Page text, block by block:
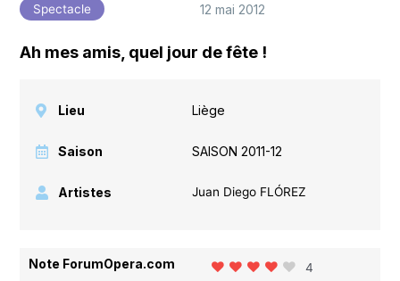
Spectacle 12 mai 2012
Ah mes amis, quel jour de fête !
Lieu Liège
Saison SAISON 2011-12
Artistes Juan Diego FLÓREZ
Note ForumOpera.com 4